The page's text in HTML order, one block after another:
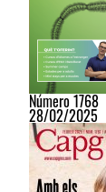
Número 1768
28/02/2025